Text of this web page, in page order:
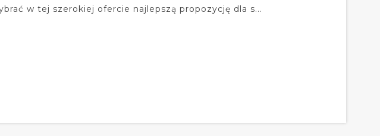
w tej szerokiej ofercie najlepszą propozycję dla s...